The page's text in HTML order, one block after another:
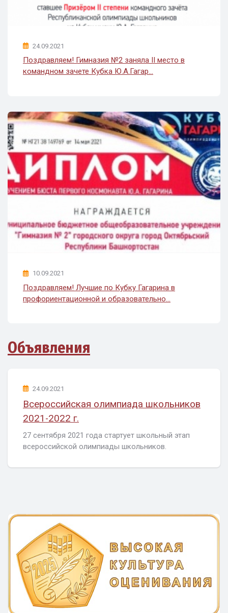
24.09.2021
Поздравляем! Гимназия №2 заняла II место в
командном зачете Кубка Ю.А.Гагар...
10.09.2021
Поздравляем! Лучшие по Кубку Гагарина в
профориентационной и образовательно...
Объявления
24.09.2021
Всероссийская олимпиада школьников
2021-2022 г.
27 сентября 2021 года стартует школьный этап
всероссийской олимпиады школьников.